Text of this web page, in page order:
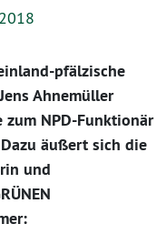
pfälzische
Ahnemüller
zum NPD-Funktionär
äußert sich die
und